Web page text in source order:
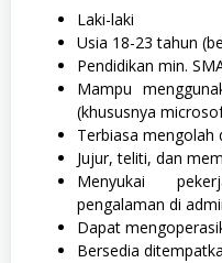
Laki-laki
Usia 18-23 tahun
Pendidikan min.
Mampu
(khususnya
Terbiasa mengolah
Jujur, teliti, dan
Menyukai
pengalaman di
Dapat
Bersedia